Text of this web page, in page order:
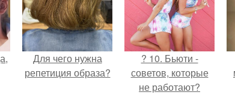
Для чего нужна
репетиция образа?
? 10. Бьюти -
советов, которые
не работают?